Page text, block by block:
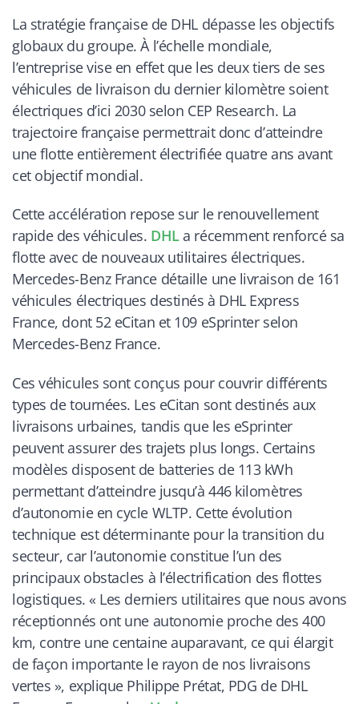
La stratégie française de DHL dépasse les objectifs
globaux du groupe. À l’échelle mondiale,
l’entreprise vise en effet que les deux tiers de ses
véhicules de livraison du dernier kilomètre soient
électriques d’ici 2030 selon CEP Research. La
trajectoire française permettrait donc d’atteindre
une flotte entièrement électrifiée quatre ans avant
cet objectif mondial.
Cette accélération repose sur le renouvellement
rapide des véhicules. DHLa récemment renforcé sa
flotte avec de nouveaux utilitaires électriques.
Mercedes-Benz France détaille une livraison de 161
véhicules électriques destinés à DHL Express
France, dont 52 eCitan et 109 eSprinter selon
Mercedes-Benz France.
Ces véhicules sont conçus pour couvrir différents
types de tournées. Les eCitan sont destinés aux
livraisons urbaines, tandis que les eSprinter
peuvent assurer des trajets plus longs. Certains
modèles disposent de batteries de 113 kWh
permettant d’atteindre jusqu’à 446 kilomètres
d’autonomie en cycle WLTP. Cette évolution
technique est déterminante pour la transition du
secteur, car l’autonomie constitue l’un des
principaux obstacles à l’électrification des flottes
logistiques. « Les derniers utilitaires que nous avons
réceptionnés ont une autonomie proche des 400
km, contre une centaine auparavant, ce qui élargit
de façon importante le rayon de nos livraisons
vertes », explique Philippe Prétat, PDG de DHL